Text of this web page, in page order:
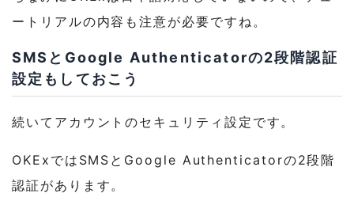
ートリアルの内容も注意が必要ですね。
SMSとGoogle Authenticatorの2段階認証
設定もしておこう
続いてアカウントのセキュリティ設定です。
OKExではSMSとGoogle Authenticatorの2段階
認証があります。